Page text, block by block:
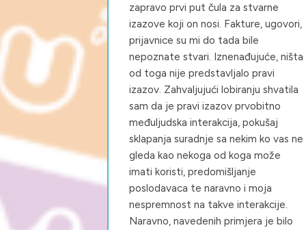
zapravo prvi put čula za stvarne
izazove koji on nosi. Fakture, ugovori,
prijavnice su mi do tada bile
nepoznate stvari. Iznenađujuće, ništa
od toga nije predstavljalo pravi
izazov. Zahvaljujući lobiranju shvatila
sam da je pravi izazov prvobitno
međuljudska interakcija, pokušaj
sklapanja suradnje sa nekim ko vas ne
gleda kao nekoga od koga može
imati koristi, predomišljanje
poslodavaca te naravno i moja
nespremnost na takve interakcije.
Naravno, navedenih primjera je bilo